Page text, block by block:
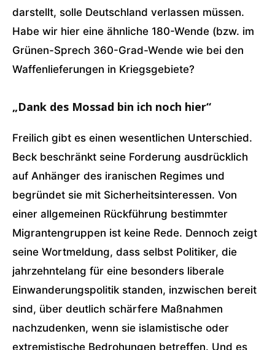
darstellt, solle Deutschland verlassen müssen.
Habe wir hier eine ähnliche 180-Wende (bzw. im
Grünen-Sprech 360-Grad-Wende wie bei den
Waffenlieferungen in Kriegsgebiete?
„Dank des Mossad bin ich noch hier“
Freilich gibt es einen wesentlichen Unterschied.
Beck beschränkt seine Forderung ausdrücklich
auf Anhänger des iranischen Regimes und
begründet sie mit Sicherheitsinteressen. Von
einer allgemeinen Rückführung bestimmter
Migrantengruppen ist keine Rede. Dennoch zeigt
seine Wortmeldung, dass selbst Politiker, die
jahrzehntelang für eine besonders liberale
Einwanderungspolitik standen, inzwischen bereit
sind, über deutlich schärfere Maßnahmen
nachzudenken, wenn sie islamistische oder
extremistische Bedrohungen betreffen. Und es